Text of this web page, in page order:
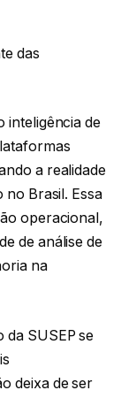
das
inteligência de
a realidade
no Brasil. Essa
operacional,
de análise de
na
SUSEP se
deixa de ser